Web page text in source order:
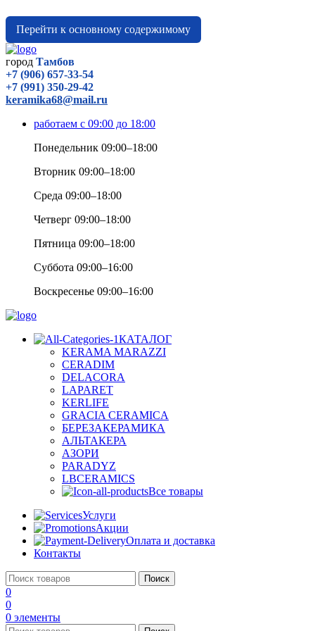
Перейти к основному содержимому
город Тамбов
+7 (906) 657-33-54
+7 (991) 350-29-42
keramika68@mail.ru
работаем с 09:00 до 18:00
Понедельник 09:00–18:00
Вторник 09:00–18:00
Среда 09:00–18:00
Четверг 09:00–18:00
Пятница 09:00–18:00
Суббота 09:00–16:00
Воскресенье 09:00–16:00
КАТАЛОГ
KERAMA MARAZZI
CERADIM
DELACORA
LAPARET
KERLIFE
GRACIA CERAMICA
БЕРЕЗАКЕРАМИКА
АЛЬТАКЕРА
АЗОРИ
PARADYZ
LBCERAMICS
Все товары
Услуги
Акции
Оплата и доставка
Контакты
Поиск
0
0
0 элементы